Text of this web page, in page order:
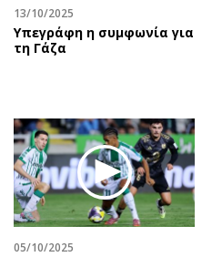
13/10/2025
Υπεγράφη η συμφωνία για
τη Γάζα
05/10/2025